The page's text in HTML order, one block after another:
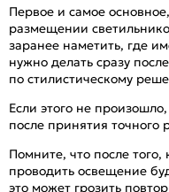
Первое и самое
размещении
заранее наметить, где
нужно делать сразу
по стилистическому
Если этого не
после принятия
Помните, что после того,
проводить освещение
это может грозить